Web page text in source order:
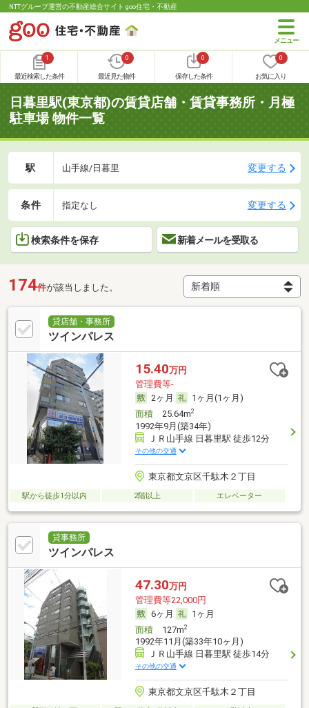
NTTグループ運営の不動産総合サイト goo住宅・不動産
1
最近検索した条件
0
最近見た物件
0
保存した条件
0
お気に入り
日暮里駅(東京都)の賃貸店舗・賃貸事務所・月極
駐車場 物件一覧
駅 山手線/日暮里 変更する
条件 指定なし 変更する
検索条件を保存 新着メールを受取る
174件が該当しました。
貸店舗・事務所
ツインパレス
15.40万円
管理費等-
2ヶ月
1ヶ月(1ヶ月)
面積25.64m2
1992年9月(築34年)
ＪＲ山手線 日暮里駅 徒歩12分
その他の交通
東京都文京区千駄木２丁目
駅から徒歩1分以内 2階以上 エレベーター
貸事務所
ツインパレス
47.30万円
管理費等22,000円
6ヶ月
1ヶ月
面積127m2
1992年11月(築33年10ヶ月)
ＪＲ山手線 日暮里駅 徒歩14分
その他の交通
東京都文京区千駄木２丁目